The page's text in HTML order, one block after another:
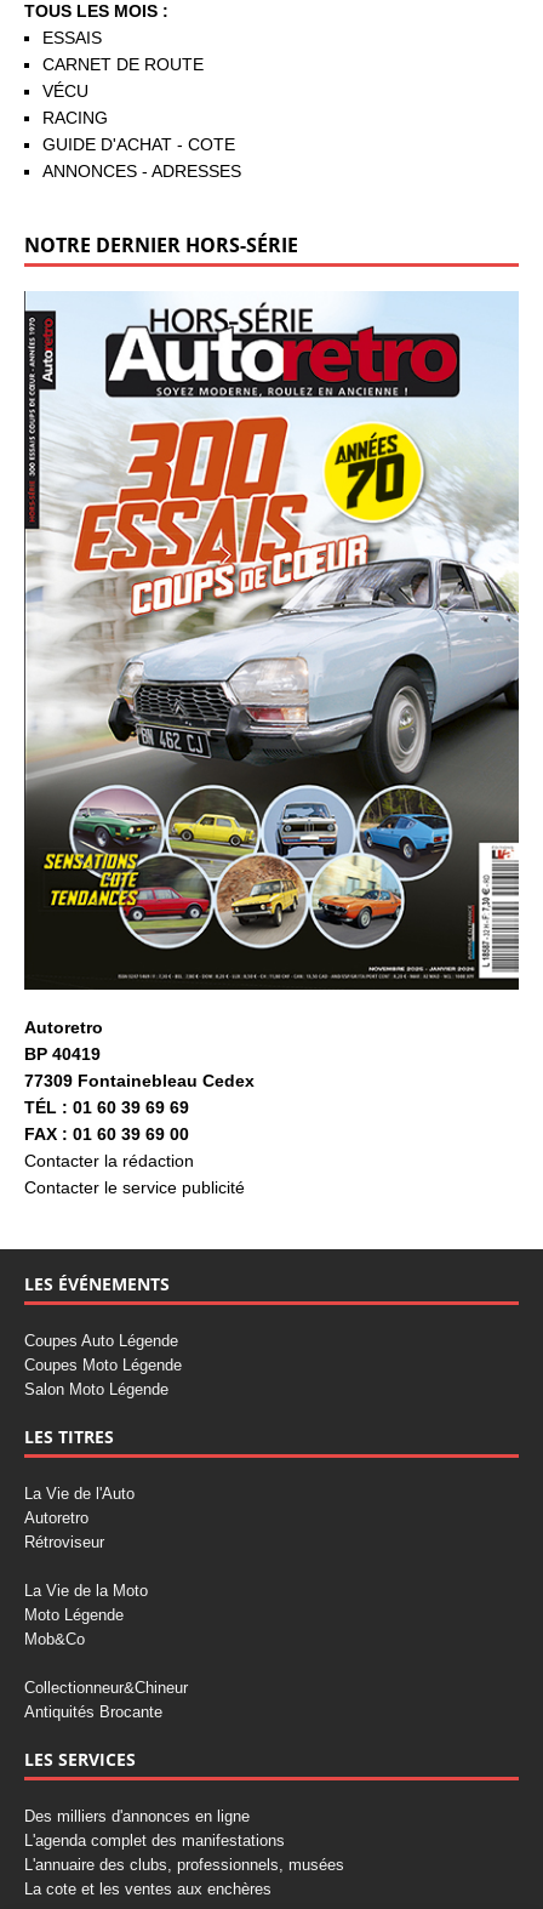
TOUS LES MOIS :
ESSAIS
CARNET DE ROUTE
VÉCU
RACING
GUIDE D'ACHAT - COTE
ANNONCES - ADRESSES
NOTRE DERNIER HORS-SÉRIE
Autoretro
BP 40419
77309 Fontainebleau Cedex
TÉL : 01 60 39 69 69
FAX : 01 60 39 69 00
Contacter la rédaction
Contacter le service publicité
LES ÉVÉNEMENTS
Coupes Auto Légende
Coupes Moto Légende
Salon Moto Légende
LES TITRES
La Vie de l'Auto
Autoretro
Rétroviseur
La Vie de la Moto
Moto Légende
Mob&Co
Collectionneur&Chineur
Antiquités Brocante
LES SERVICES
Des milliers d'annonces en ligne
L'agenda complet des manifestations
L'annuaire des clubs, professionnels, musées
La cote et les ventes aux enchères